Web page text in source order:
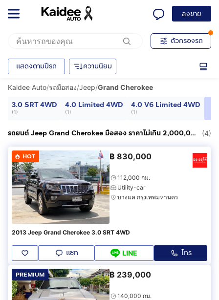
ลงขาย
ตัวกรองรถ
แสดงตามปีรถ ความนิยม
Kaidee Auto/รถมือสอง/Jeep/Grand Cherokee
3.0 SRT 4WD
(1)
4.0 Limited 4WD
(1)
4.0 V6 Limited 4WD
(1)
รถยนต์ Jeep Grand Cherokee มือสอง ราคาไม่เกิน 2,000,000฿ (4)
HOT ฿ 830,000
112,000 กม.
Utility-car
บางแค กรุงเทพมหานคร
2013 Jeep Grand Cherokee 3.0 SRT 4WD
แชท LINE โทร
PREMIUM ฿ 239,000
140,000 กม.